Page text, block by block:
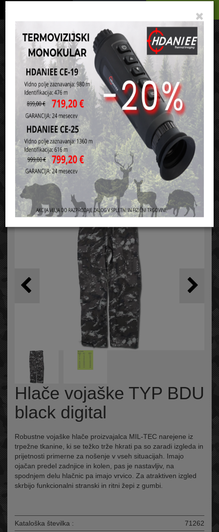
de
Domov Army oblačila in oprema Hlače Typ BDU
Hlače vojaške TYP BDU
black digital
Robustne vojaške hlače proizvajalca MIL-TEC narejene iz
trpežne tkanine, ki se težko trže hkrati pa so zaradi izgleda in
prijetnosti primerne za nošenje v vseh situacijah. Imajo
ojačan predel zadnjice in kolen, pas je nastavljiv, na
spodnjem delu hlačnic pa imajo vrvico. Za atraktiven izgled
skrbijo funkcionalni stranski in ritni žepi z gumbi.
Kataloška številka :
71262